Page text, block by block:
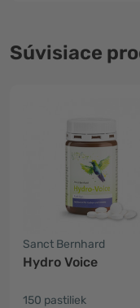
Súvisiace
Sanct Bernhard
Hydro Voice
150 pastiliek